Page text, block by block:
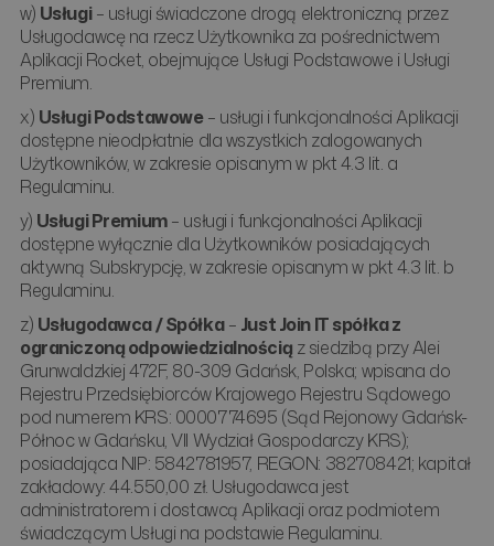
w) Usługi– usługi świadczone drogą elektroniczną przez
Usługodawcę na rzecz Użytkownika za pośrednictwem
Aplikacji Rocket, obejmujące Usługi Podstawowe i Usługi
Premium.
x) Usługi Podstawowe– usługi i funkcjonalności Aplikacji
dostępne nieodpłatnie dla wszystkich zalogowanych
Użytkowników, w zakresie opisanym w pkt 4.3 lit. a
Regulaminu.
y) Usługi Premium– usługi i funkcjonalności Aplikacji
dostępne wyłącznie dla Użytkowników posiadających
aktywną Subskrypcję, w zakresie opisanym w pkt 4.3 lit. b
Regulaminu.
z) Usługodawca / Spółka– Just Join IT spółka z
ograniczoną odpowiedzialnością z siedzibą przy Alei
Grunwaldzkiej 472F, 80-309 Gdańsk, Polska; wpisana do
Rejestru Przedsiębiorców Krajowego Rejestru Sądowego
pod numerem KRS: 0000774695 (Sąd Rejonowy Gdańsk-
Północ w Gdańsku, VII Wydział Gospodarczy KRS);
posiadająca NIP: 5842781957, REGON: 382708421; kapitał
zakładowy: 44.550,00 zł. Usługodawca jest
administratorem i dostawcą Aplikacji oraz podmiotem
świadczącym Usługi na podstawie Regulaminu.